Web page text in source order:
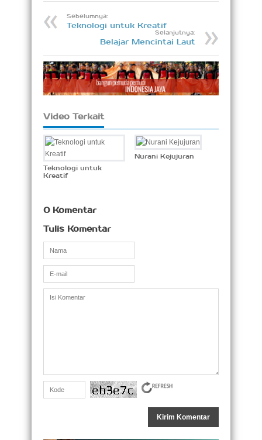
Sebelumnya:
Teknologi untuk Kreatif
Selanjutnya:
Belajar Mencintai Laut
Video Terkait
Teknologi untuk
Kreatif
Nurani Kejujuran
0 Komentar
Tulis Komentar